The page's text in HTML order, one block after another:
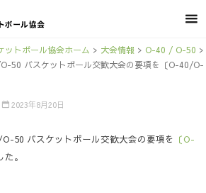
ットボール協会ホーム > 大会情報 > O-40 / O-50 >
50 バスケットボール交歓大会の要項を〔O-40/O-
2023年8月20日
50 バスケットボール交歓大会の要項を 〔O-
。